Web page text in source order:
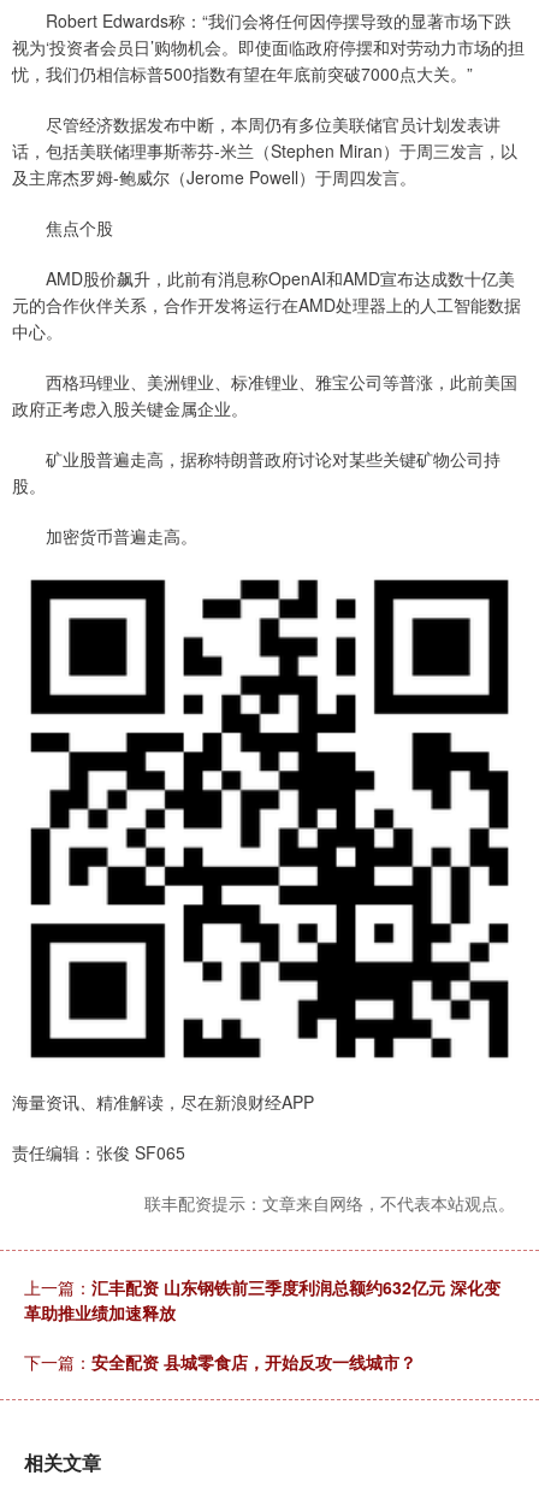
Robert Edwards称：“我们会将任何因停摆导致的显著市场下跌
视为‘投资者会员日’购物机会。即使面临政府停摆和对劳动力市场的担
忧，我们仍相信标普500指数有望在年底前突破7000点大关。”
尽管经济数据发布中断，本周仍有多位美联储官员计划发表讲
话，包括美联储理事斯蒂芬-米兰（Stephen Miran）于周三发言，以
及主席杰罗姆-鲍威尔（Jerome Powell）于周四发言。
焦点个股
AMD股价飙升，此前有消息称OpenAI和AMD宣布达成数十亿美
元的合作伙伴关系，合作开发将运行在AMD处理器上的人工智能数据
中心。
西格玛锂业、美洲锂业、标准锂业、雅宝公司等普涨，此前美国
政府正考虑入股关键金属企业。
矿业股普遍走高，据称特朗普政府讨论对某些关键矿物公司持
股。
加密货币普遍走高。
海量资讯、精准解读，尽在新浪财经APP
责任编辑：张俊 SF065
联丰配资提示：文章来自网络，不代表本站观点。
上一篇： 汇丰配资 山东钢铁前三季度利润总额约632亿元 深化变
革助推业绩加速释放
下一篇： 安全配资 县城零食店，开始反攻一线城市？
相关文章